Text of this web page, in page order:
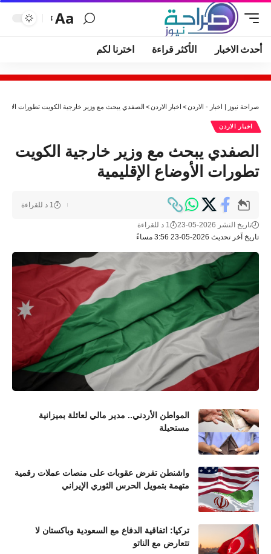
Aa
أحدث الاخبار الأكثر قراءة اخترنا لكم
صراحة نيوز | اخبار - الاردن> اخبار الاردن> الصفدي يبحث مع وزير خارجية الكويت تطورات الأوضاع
اخبار الاردن
الصفدي يبحث مع وزير خارجية الكويت
تطورات الأوضاع الإقليمية
تاريخ آخر تحديث 2026-05-23 3:56 مساءً
تاريخ النشر 2026-05-23 1 د للقراءة
1 د للقراءة
المواطن الأردني.. مدير مالي لعائلة بميزانية
مستحيلة
واشنطن تفرض عقوبات على منصات عملات رقمية
متهمة بتمويل الحرس الثوري الإيراني
تركيا: اتفاقية الدفاع مع السعودية وباكستان لا
تتعارض مع الناتو